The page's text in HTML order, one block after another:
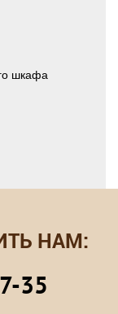
шкафа
НАМ:
35